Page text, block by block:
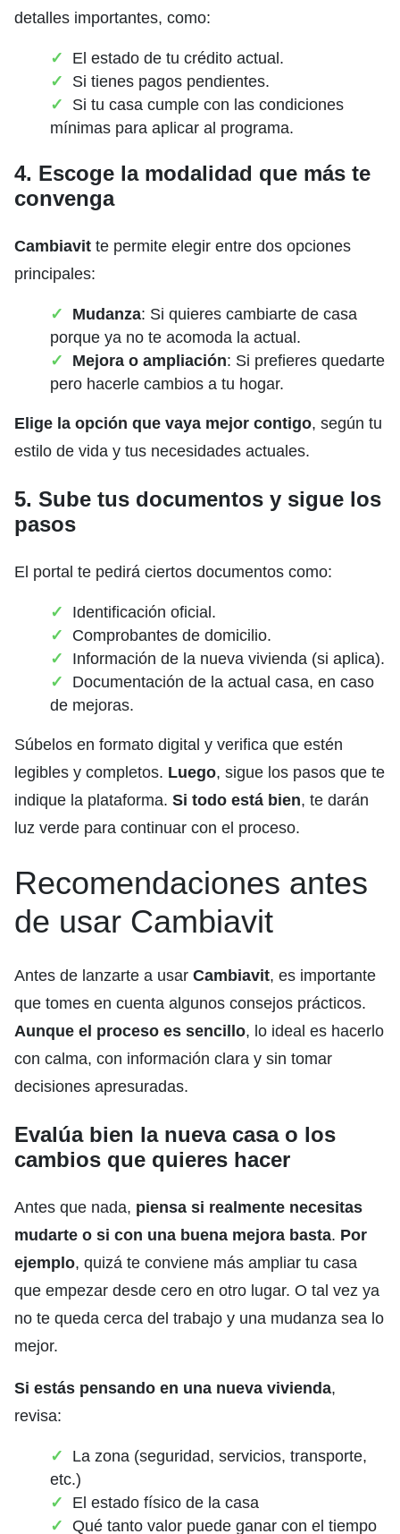
detalles importantes, como:
El estado de tu crédito actual.
Si tienes pagos pendientes.
Si tu casa cumple con las condiciones
mínimas para aplicar al programa.
4. Escoge la modalidad que más te
convenga
Cambiavit te permite elegir entre dos opciones
principales:
Mudanza: Si quieres cambiarte de casa
porque ya no te acomoda la actual.
Mejora o ampliación: Si prefieres quedarte
pero hacerle cambios a tu hogar.
Elige la opción que vaya mejor contigo, según tu
estilo de vida y tus necesidades actuales.
5. Sube tus documentos y sigue los
pasos
El portal te pedirá ciertos documentos como:
Identificación oficial.
Comprobantes de domicilio.
Información de la nueva vivienda (si aplica).
Documentación de la actual casa, en caso
de mejoras.
Súbelos en formato digital y verifica que estén
legibles y completos. Luego, sigue los pasos que te
indique la plataforma. Si todo está bien, te darán
luz verde para continuar con el proceso.
Recomendaciones antes
de usar Cambiavit
Antes de lanzarte a usar Cambiavit, es importante
que tomes en cuenta algunos consejos prácticos.
Aunque el proceso es sencillo, lo ideal es hacerlo
con calma, con información clara y sin tomar
decisiones apresuradas.
Evalúa bien la nueva casa o los
cambios que quieres hacer
Antes que nada, piensa si realmente necesitas
mudarte o si con una buena mejora basta. Por
ejemplo, quizá te conviene más ampliar tu casa
que empezar desde cero en otro lugar. O tal vez ya
no te queda cerca del trabajo y una mudanza sea lo
mejor.
Si estás pensando en una nueva vivienda,
revisa:
La zona (seguridad, servicios, transporte,
etc.)
El estado físico de la casa
Qué tanto valor puede ganar con el tiempo